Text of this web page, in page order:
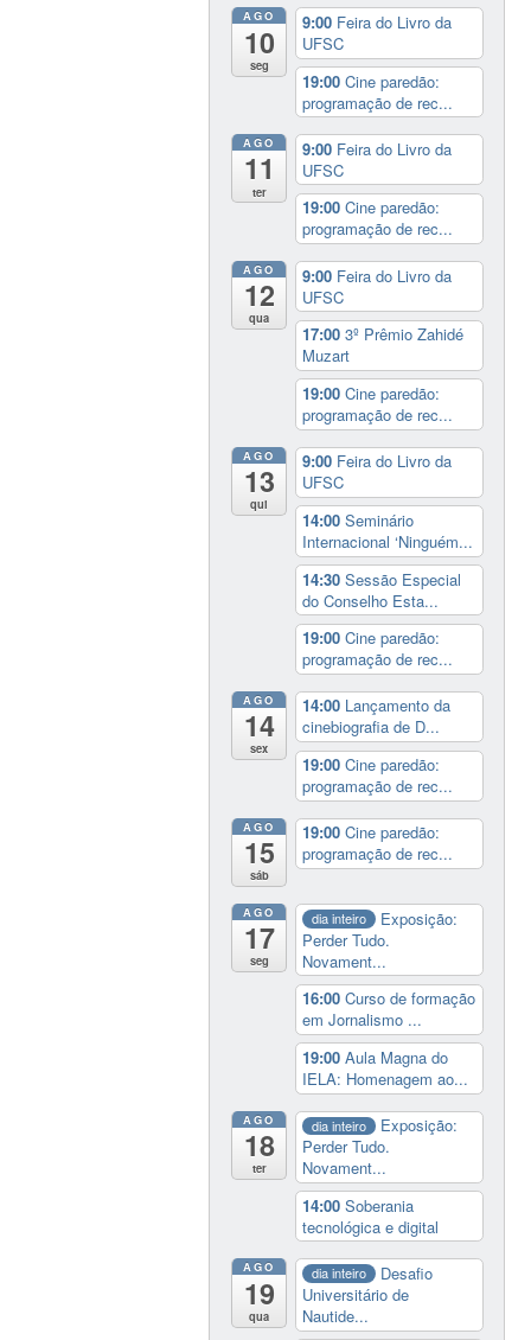
AGO
10
seg
9:00 Feira do Livro da
UFSC
19:00Cine paredão:
programação de rec...
AGO
11
ter
9:00 Feira do Livro da
UFSC
19:00Cine paredão:
programação de rec...
AGO
12
qua
9:00 Feira do Livro da
UFSC
17:003º Prêmio Zahidé
Muzart
19:00Cine paredão:
programação de rec...
AGO
13
qui
9:00 Feira do Livro da
UFSC
14:00Seminário
Internacional ‘Ninguém...
14:30Sessão Especial
do Conselho Esta...
19:00Cine paredão:
programação de rec...
AGO
14
sex
14:00 Lançamento da
cinebiografia de D...
19:00Cine paredão:
programação de rec...
AGO
15
sáb
19:00Cine paredão:
programação de rec...
AGO
17
seg
dia inteiro
Exposição:
Perder Tudo.
Novament...
16:00Curso de formação
em Jornalismo ...
19:00Aula Magna do
IELA: Homenagem ao...
AGO
18
ter
dia inteiro
Exposição:
Perder Tudo.
Novament...
14:00Soberania
tecnológica e digital
AGO
19
qua
dia inteiro
Desafio
Universitário de
Nautide...